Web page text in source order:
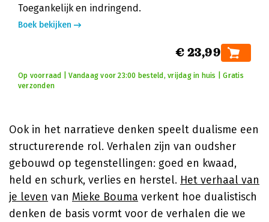
Toegankelijk en indringend.
Boek bekijken
€ 23,99
Op voorraad | Vandaag voor 23:00 besteld, vrijdag in huis | Gratis
verzonden
Ook in het narratieve denken speelt dualisme een
structurerende rol. Verhalen zijn van oudsher
gebouwd op tegenstellingen: goed en kwaad,
held en schurk, verlies en herstel. Het verhaal van
je leven van Mieke Bouma verkent hoe dualistisch
denken de basis vormt voor de verhalen die we